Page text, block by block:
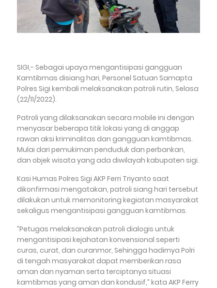
SIGI,- Sebagai upaya mengantisipasi gangguan
Kamtibmas disiang hari, Personel Satuan Samapta
Polres Sigi kembali melaksanakan patroli rutin, Selasa
(22/11/2022).
Patroli yang dilaksanakan secara mobile ini dengan
menyasar beberapa titik lokasi yang di anggap
rawan aksi kriminalitas dan gangguan kamtibmas.
Mulai dari pemukiman penduduk dan perbankan,
dan objek wisata yang ada diwilayah kabupaten sigi.
Kasi Humas Polres Sigi AKP Ferri Triyanto saat
dikonfirmasi mengatakan, patroli siang hari tersebut
dilakukan untuk memonitoring kegiatan masyarakat
sekaligus mengantisipasi gangguan kamtibmas.
”Petugas melaksanakan patroli dialogis untuk
mengantisipasi kejahatan konvensional seperti
curas, curat, dan curanmor, Sehingga hadirnya Polri
di tengah masyarakat dapat memberikan rasa
aman dan nyaman serta terciptanya situasi
kamtibmas yang aman dan kondusif,” kata AKP Ferry